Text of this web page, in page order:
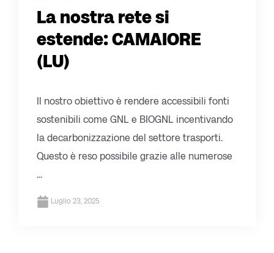
La nostra rete si
estende: CAMAIORE
(LU)
Il nostro obiettivo è rendere accessibili fonti
sostenibili come GNL e BIOGNL incentivando
la decarbonizzazione del settore trasporti.
Questo è reso possibile grazie alle numerose
...
Luglio 23, 2025